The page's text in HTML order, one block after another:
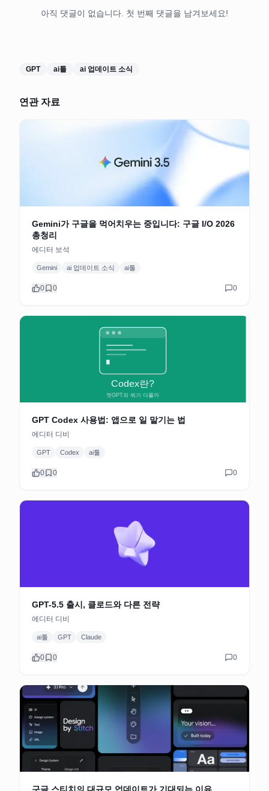
아직 댓글이 없습니다. 첫 번째 댓글을 남겨보세요!
GPT ai툴 ai 업데이트 소식
연관 자료
Gemini가 구글을 먹어치우는 중입니다: 구글 I/O 2026
총청리
에디터 보석
Gemini ai 업데이트 소식 ai툴
0 0 0
GPT Codex 사용법: 앱으로 일 맡기는 법
에디터 디비
GPT Codex ai툴
0 0 0
GPT-5.5 출시, 클로드와 다른 전략
에디터 디비
ai툴 GPT Claude
0 0 0